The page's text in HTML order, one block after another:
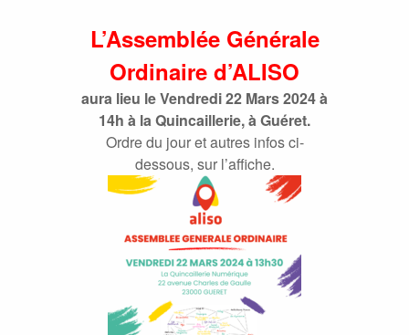
L’Assemblée Générale
Ordinaire d’ALISO
aura lieu le Vendredi 22 Mars 2024 à
14h à la Quincaillerie, à Guéret.
Ordre du jour et autres infos ci-
dessous, sur l’affiche.